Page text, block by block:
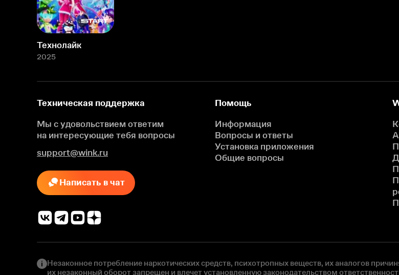
Технолайк
2025
Техническая поддержка
Мы с удовольствием ответим
на интересующие тебя вопросы
support@wink.ru
Написать в чат
Помощь
Информация
Вопросы и ответы
Установка приложения
Общие вопросы
Незаконное потребление наркотических средств, психотропных веществ, их аналогов
их незаконный оборот запрещен и влечет установленную законодательством